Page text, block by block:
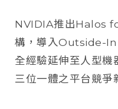
NVIDIA推出Halos
構，導入Outside-In
全經驗延伸至人型機
三位一體之平台競爭